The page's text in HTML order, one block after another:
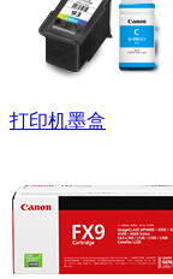
打印机墨盒